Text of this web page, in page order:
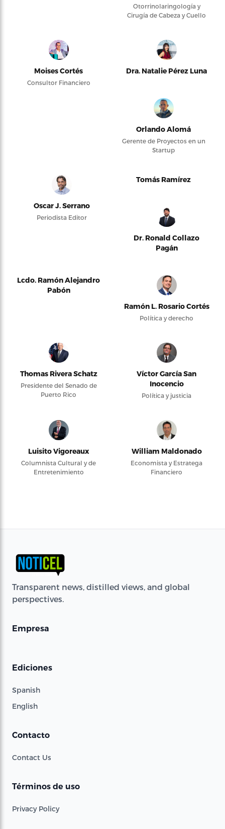
Otorrinolaringología y
Cirugía de Cabeza y Cuello
Moises Cortés
Consultor Financiero
Dra. Natalie Pérez Luna
Orlando Alomá
Gerente de Proyectos en un
Startup
Oscar J. Serrano
Periodista Editor
Tomás Ramírez
Dr. Ronald Collazo
Pagán
Lcdo. Ramón Alejandro
Pabón
Ramón L. Rosario Cortés
Política y derecho
Thomas Rivera Schatz
Presidente del Senado de
Puerto Rico
Víctor García San
Inocencio
Política y justicia
Luisito Vigoreaux
Columnista Cultural y de
Entretenimiento
William Maldonado
Economista y Estratega
Financiero
Transparent news, distilled views, and global
perspectives.
Empresa
Ediciones
Spanish
English
Contacto
Contact Us
Términos de uso
Privacy Policy